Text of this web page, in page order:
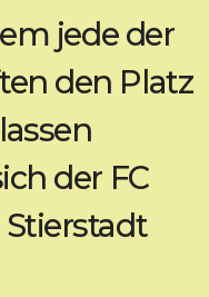
jede der
den Platz
der FC